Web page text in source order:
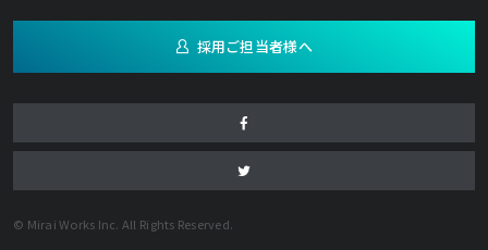
採用ご担当者様へ
© Mirai Works Inc. All Rights Reserved.